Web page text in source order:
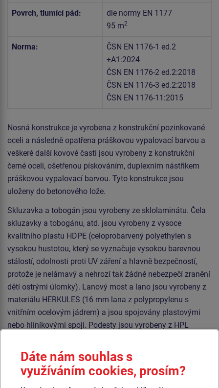
Povrch, tlumící pád:
dle normy EN 1177
95 m2
Norma:
ČSN EN 1176-1 ed.2
+A1:2024
ČSN EN 1176-2 ed.2:2018
ČSN EN 1176-3 ed.2:2018
ČSN EN 1176-11:2015
Nosná konstrukce je vyrobena z konstrukční pozinkované
oceli a následně opatřena práškovou vypalovací barvou a
veškeré další kovové časti jsou vyrobeny z konstrukční
černé oceli, ošetřenou pískováním, duplexním nástřikem
práškovou vypalovací barvou. Tyto konstrukce jsou
uloženy do betonového lože.
Skluzavka a tobogán jsou vyrobeny ze sklolaminátu. Čela
skluzavky a tobogánu, atd. jsou vyrobeny z vysoce
kvalitního plastu HDPE (celoprobarvený polyethylen s
vysokou hustotou, který se vyznačuje vysokou barevnou
stálostí, odolnosti proti UV záření a hlavně bezpečností,
protože je nelámavý a nehrozí tak žádné nebezpečí zranění
dětí ostrými úlomky). Lanový most a lano jsou vyrobeny z
materiálu HERKULES (16 mm lana z polypropylenu s
vnitřním ocelovým jádrem) a jsou spojovány plastovými
nebo hliníkovými spoji. Podesty jsou vyrobeny z HPL
vyznačuje vysokou barevnou stálostí, odolností proti
poškrábání a odolností proti vodě). Sedátko Normal je
hliníkové, obalené měkkou a pohodlnou pryží. Houpačka je
Dáte nám souhlas s
využíváním cookies, prosím?